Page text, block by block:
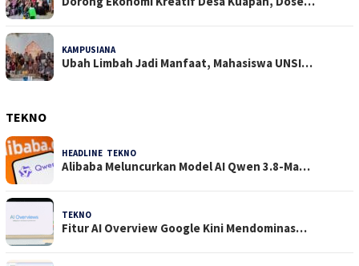
KAMPUSIANA
Ubah Limbah Jadi Manfaat, Mahasiswa UNSI…
TEKNO
HEADLINE TEKNO
Alibaba Meluncurkan Model AI Qwen 3.8-Ma…
TEKNO
Fitur AI Overview Google Kini Mendominas…